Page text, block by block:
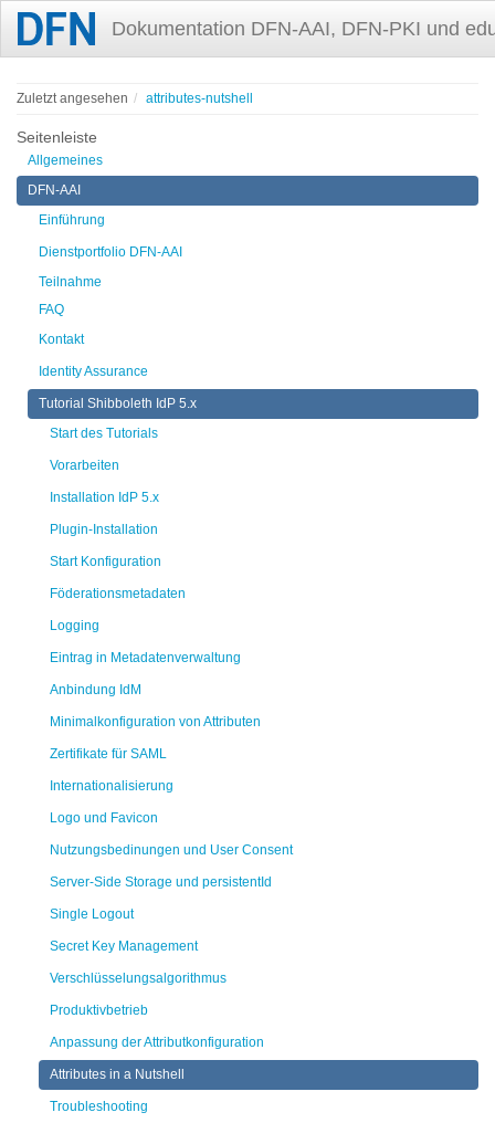
Dokumentation DFN-AAI, DFN-PKI und
Zuletzt angesehen attributes-nutshell
Seitenleiste
Allgemeines
DFN-AAI
Einführung
Dienstportfolio DFN-AAI
Teilnahme
FAQ
Kontakt
Identity Assurance
Tutorial Shibboleth IdP 5.x
Start des Tutorials
Vorarbeiten
Installation IdP 5.x
Plugin-Installation
Start Konfiguration
Föderationsmetadaten
Logging
Eintrag in Metadatenverwaltung
Anbindung IdM
Minimalkonfiguration von Attributen
Zertifikate für SAML
Internationalisierung
Logo und Favicon
Nutzungsbedinungen und User Consent
Server-Side Storage und persistentId
Single Logout
Secret Key Management
Verschlüsselungsalgorithmus
Produktivbetrieb
Anpassung der Attributkonfiguration
Attributes in a Nutshell
Troubleshooting